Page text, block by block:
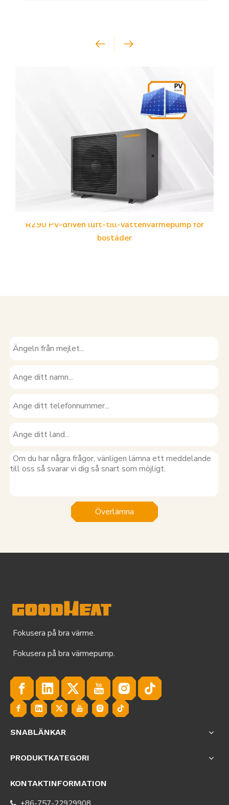
R290 PV-driven luft-till-vattenvärmepump för
bostäder
Överlämna
Fokusera på bra värme.
Fokusera på bra värmepump.
SNABLÄNKAR
PRODUKTKATEGORI
KONTAKTINFORMATION
